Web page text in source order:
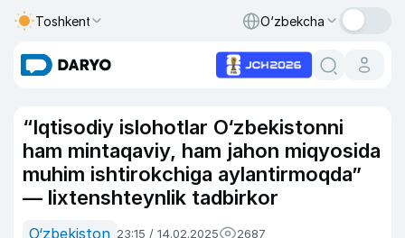
Toshkent O‘zbekcha
“Iqtisodiy islohotlar O‘zbekistonni
ham mintaqaviy, ham jahon miqyosida
muhim ishtirokchiga aylantirmoqda”
— lixtenshteynlik tadbirkor
O‘zbekiston 23:15 / 14.02.2025 2687